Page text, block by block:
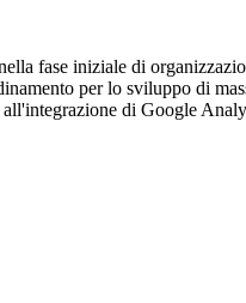
fase iniziale di
per lo sviluppo di
di Google